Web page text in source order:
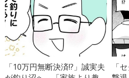
「10万円無断決済!?」誠実夫
「